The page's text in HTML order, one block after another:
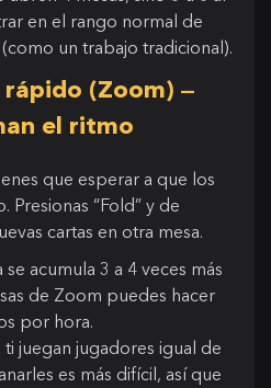
en el rango normal de
(como un trabajo tradicional).
(Zoom) —
el ritmo
que esperar a que los
Presionas “Fold” y de
cartas en otra mesa.
se acumula 3 a 4 veces más
de Zoom puedes hacer
por hora.
ti juegan jugadores igual de
es más difícil, así que